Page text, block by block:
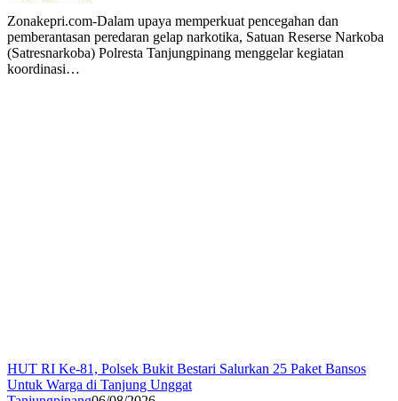
Zonakepri.com-Dalam upaya memperkuat pencegahan dan
pemberantasan peredaran gelap narkotika, Satuan Reserse Narkoba
(Satresnarkoba) Polresta Tanjungpinang menggelar kegiatan
koordinasi…
HUT RI Ke-81, Polsek Bukit Bestari Salurkan 25 Paket Bansos
Untuk Warga di Tanjung Unggat